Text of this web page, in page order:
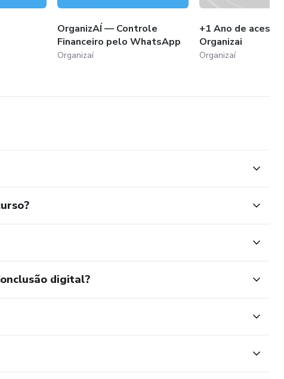
OrganizAÍ — Controle
Financeiro pelo WhatsApp
Organizaí
+1 Ano de acesso a
Organizai
Organizaí
digital?